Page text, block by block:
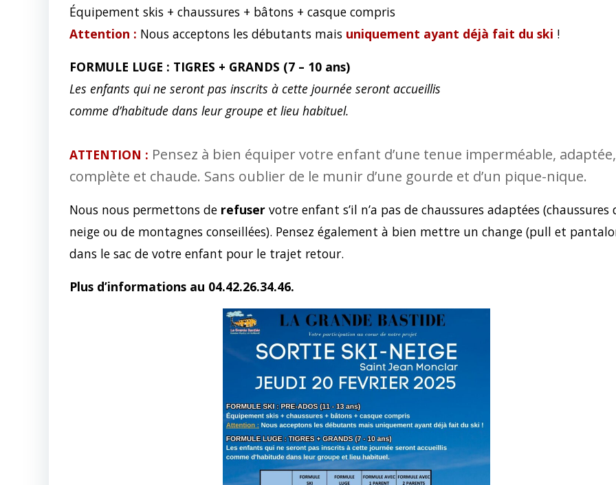
Équipement skis + chaussures + bâtons + casque compris
Attention : Nous acceptons les débutants mais uniquement ayant déjà fait du ski !
FORMULE LUGE : TIGRES + GRANDS (7 – 10 ans)
Les enfants qui ne seront pas inscrits à cette journée seront accueillis
comme d’habitude dans leur groupe et lieu habituel.
ATTENTION : Pensez à bien équiper votre enfant d’une tenue imperméable, adaptée,
complète et chaude. Sans oublier de le munir d’une gourde et d’un pique-nique.
Nous nous permettons de refuser votre enfant s’il n’a pas de chaussures adaptées (chaussures
neige ou de montagnes conseillées). Pensez également à bien mettre un change (pull et
dans le sac de votre enfant pour le trajet retour.
Plus d’informations au 04.42.26.34.46.